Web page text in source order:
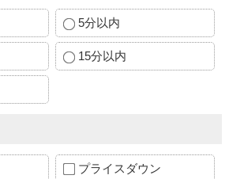
5分以内
15分以内
プライスダウン